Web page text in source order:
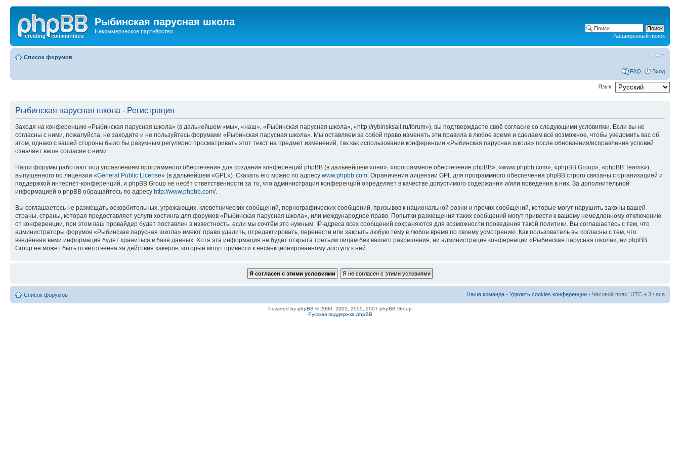
Рыбинская парусная школа
Некоммерческое партнёрство
Расширенный поиск
Список форумов
FAQ Вход
Язык:
Рыбинская парусная школа - Регистрация
Заходя на конференцию «Рыбинская парусная школа» (в дальнейшем «мы», «наш», «Рыбинская парусная школа», «http://rybinsksail.ru/forum»), вы подтверждаете своё согласие со следующими условиями. Если вы не
согласны с ними, пожалуйста, не заходите и не пользуйтесь форумами «Рыбинская парусная школа». Мы оставляем за собой право изменять эти правила в любое время и сделаем всё возможное, чтобы уведомить вас об
этом, однако с вашей стороны было бы разумным регулярно просматривать этот текст на предмет изменений, так как использование конференции «Рыбинская парусная школа» после обновления/исправления условий
означает ваше согласие с ними.
Наши форумы работают под управлением программного обеспечения для создания конференций phpBB (в дальнейшем «они», «программное обеспечение phpBB», «www.phpbb.com», «phpBB Group», «phpBB Teams»),
выпущенного по лицензии «General Public License» (в дальнейшем «GPL»). Скачать его можно по адресу www.phpbb.com. Ограничения лицензии GPL для программного обеспечения phpBB строго связаны с организацией и
поддержкой интернет-конференций, и phpBB Group не несёт ответственности за то, что администрация конференций определяет в качестве допустимого содержания и/или поведения в них. За дополнительной
информацией о phpBB обращайтесь по адресу http://www.phpbb.com/.
Вы соглашаетесь не размещать оскорбительных, угрожающих, клеветнических сообщений, порнографических сообщений, призывов к национальной розни и прочих сообщений, которые могут нарушить законы вашей
страны, страны, которая предоставляет услуги хостинга для форумов «Рыбинская парусная школа», или международное право. Попытки размещения таких сообщений могут привести к вашему немедленному отключению
от конференции, при этом ваш провайдер будет поставлен в известность, если мы сочтём это нужным. IP-адреса всех сообщений сохраняются для возможности проведения такой политики. Вы соглашаетесь с тем, что
администраторы форумов «Рыбинская парусная школа» имеют право удалить, отредактировать, перенести или закрыть любую тему в любое время по своему усмотрению. Как пользователь вы согласны с тем, что
введённая вами информация будет храниться в базе данных. Хотя эта информация не будет открыта третьим лицам без вашего разрешения, ни администрация конференции «Рыбинская парусная школа», ни phpBB
Group не может быть ответственна за действия хакеров, которые могут привести к несанкционированному доступу к ней.
Список форумов Наша команда • Удалить cookies конференции • Часовой пояс: UTC + 3 часа
Powered by phpBB © 2000, 2002, 2005, 2007 phpBB Group
Русская поддержка phpBB